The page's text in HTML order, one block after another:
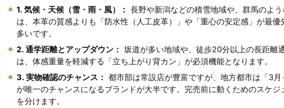
1. 気候・天候（雪・雨・風）： 長野や新潟などの積雪地域や、群馬のよ
は、本革の質感よりも「防水性（人工皮革）」や「重心の安定感」が最優
多いです。
2. 通学距離とアップダウン： 坂道が多い地域や、徒歩20分以上の長距離
は、体感重量を軽減する「立ち上がり背カン」が必須機能となります。
3. 実物確認のチャンス： 都市部は常設店が豊富ですが、地方都市は「3月
が唯一のチャンスになるブランドが大半です。完売前に動くためのスケジ
を分けます。